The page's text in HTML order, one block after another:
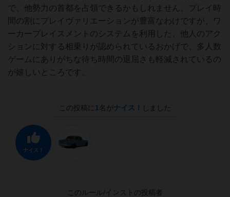
で、他勢力の首都を占領できるかもしれません。プレイ時
間の割にプレイヴァリエーションが豊富なわけですが、ワ
ーカープレイスメントのシステムを利用した、他人のアク
ションに対する相乗りが認められているおかげで、多人数
ゲームにありがちな待ち時間の退屈さも軽減されているの
が嬉しいところです。
この投稿に 1 名がナイス！ しました
ナイス！
このルール/インストの投稿者